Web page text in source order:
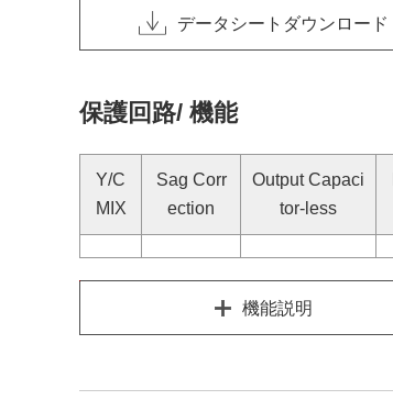
データシートダウンロード
保護回路/ 機能
Y/C
MIX
Sag Corr
ection
Output Capaci
tor-less
機能説明